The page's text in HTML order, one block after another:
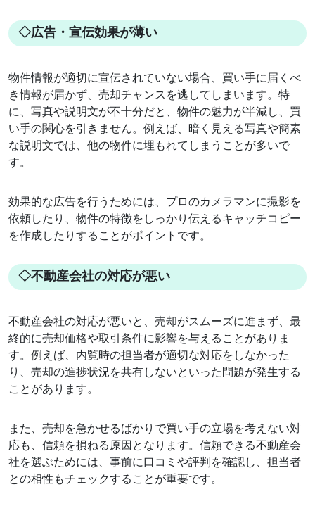
◇広告・宣伝効果が薄い
物件情報が適切に宣伝されていない場合、買い手に届くべ
き情報が届かず、売却チャンスを逃してしまいます。特
に、写真や説明文が不十分だと、物件の魅力が半減し、買
い手の関心を引きません。例えば、暗く見える写真や簡素
な説明文では、他の物件に埋もれてしまうことが多いで
す。
効果的な広告を行うためには、プロのカメラマンに撮影を
依頼したり、物件の特徴をしっかり伝えるキャッチコピー
を作成したりすることがポイントです。
◇不動産会社の対応が悪い
不動産会社の対応が悪いと、売却がスムーズに進まず、最
終的に売却価格や取引条件に影響を与えることがありま
す。例えば、内覧時の担当者が適切な対応をしなかった
り、売却の進捗状況を共有しないといった問題が発生する
ことがあります。
また、売却を急かせるばかりで買い手の立場を考えない対
応も、信頼を損ねる原因となります。信頼できる不動産会
社を選ぶためには、事前に口コミや評判を確認し、担当者
との相性もチェックすることが重要です。